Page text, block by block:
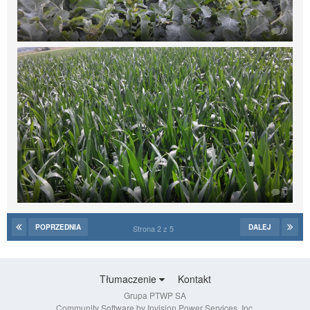
0
0
POPRZEDNIA DALEJ
Strona 2 z 5
Tłumaczenie Kontakt
Grupa PTWP SA
Community Software by Invision Power Services, Inc.